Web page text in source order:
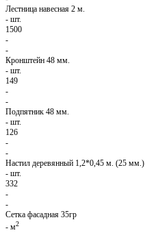
Лестница навесная 2 м.
- шт.
1500
-
-
Кронштейн 48 мм.
- шт.
149
-
-
Подпятник 48 мм.
- шт.
126
-
-
Настил деревянный 1,2*0,45 м. (25 мм.)
- шт.
332
-
-
Сетка фасадная 35гр
- м2